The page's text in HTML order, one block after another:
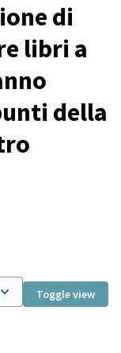
di
libri a
della
Toggle view